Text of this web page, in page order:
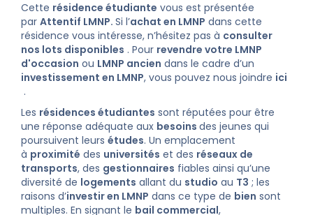
Cette résidence étudiante vous est présentée
par Attentif LMNP. Si l’achat en LMNP dans cette
résidence vous intéresse, n’hésitez pas à consulter
nos lots disponibles . Pour revendre votre LMNP
d'occasion ou LMNP ancien dans le cadre d’un
investissement en LMNP, vous pouvez nous joindre ici
.
Les résidences étudiantes sont réputées pour être
une réponse adéquate aux besoins des jeunes qui
poursuivent leurs études. Un emplacement
à proximité des universités et des réseaux de
transports, des gestionnaires fiables ainsi qu’une
diversité de logements allant du studio au T3 ; les
raisons d’investir en LMNP dans ce type de bien sont
multiples. En signant le bail commercial,